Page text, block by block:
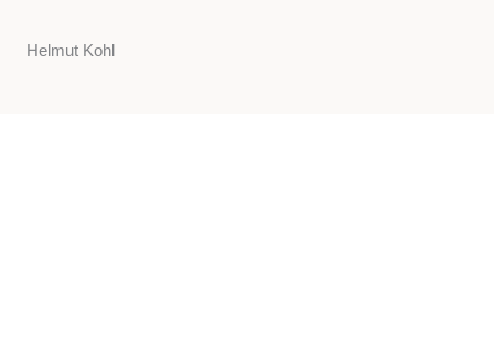
Helmut Kohl